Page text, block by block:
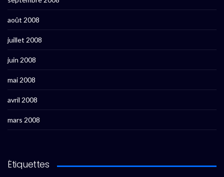
août 2008
juillet 2008
juin 2008
mai 2008
avril 2008
mars 2008
Étiquettes